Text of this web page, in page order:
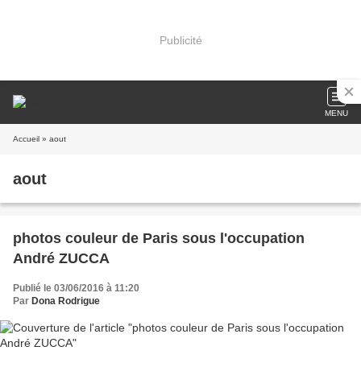
Publicité
MENU
Accueil » aout
aout
photos couleur de Paris sous l'occupation
André ZUCCA
Publié le 03/06/2016 à 11:20
Par Dona Rodrigue